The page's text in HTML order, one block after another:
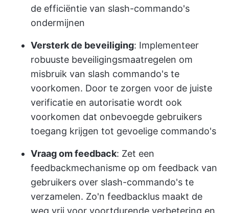
de efficiëntie van slash-commando's
ondermijnen
Versterk de beveiliging: Implementeer
robuuste beveiligingsmaatregelen om
misbruik van slash commando's te
voorkomen. Door te zorgen voor de juiste
verificatie en autorisatie wordt ook
voorkomen dat onbevoegde gebruikers
toegang krijgen tot gevoelige commando's
Vraag om feedback: Zet een
feedbackmechanisme op om feedback van
gebruikers over slash-commando's te
verzamelen. Zo'n feedbacklus maakt de
weg vrij voor voortdurende verbetering en